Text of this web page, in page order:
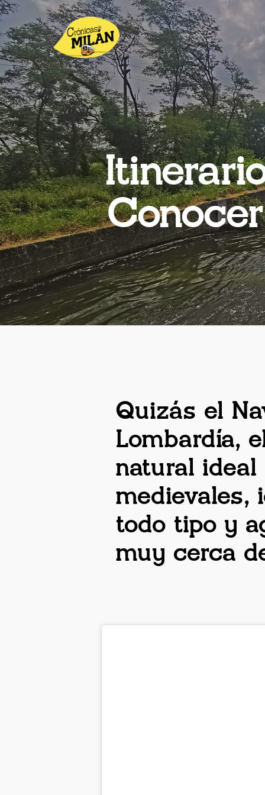
Quizás el
Lombardía,
natural ideal
medievales,
todo tipo y
muy cerca